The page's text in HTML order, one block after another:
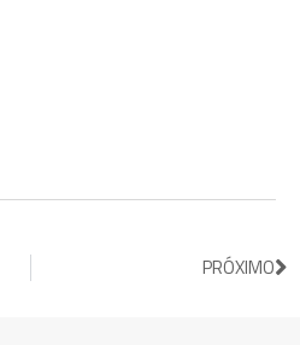
PRÓXIMO